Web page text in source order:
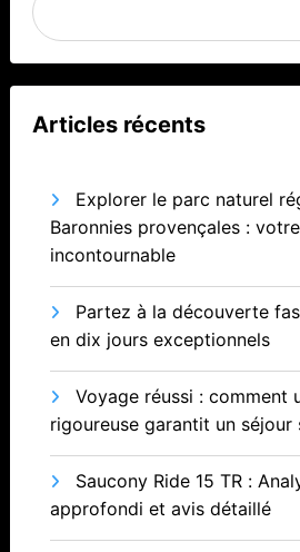
Articles récents
Explorer le parc naturel
Baronnies provençales :
incontournable
Partez à la découverte
en dix jours exceptionnels
Voyage réussi : comment
rigoureuse garantit un séjour
Saucony Ride 15 TR :
approfondi et avis détaillé